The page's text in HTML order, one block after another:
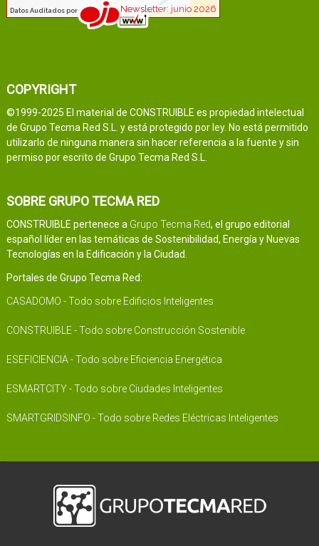
COPYRIGHT
©1999-2025 El material de CONSTRUIBLE es propiedad intelectual
de Grupo Tecma Red S.L. y está protegido por ley. No está permitido
utilizarlo de ninguna manera sin hacer referencia a la fuente y sin
permiso por escrito de Grupo Tecma Red S.L.
SOBRE GRUPO TECMA RED
CONSTRUIBLE pertenece a Grupo Tecma Red, el grupo editorial
español líder en las temáticas de Sostenibilidad, Energía y Nuevas
Tecnologías en la Edificación y la Ciudad.
Portales de Grupo Tecma Red:
CASADOMO - Todo sobre Edificios Inteligentes
CONSTRUIBLE - Todo sobre Construcción Sostenible
ESEFICIENCIA - Todo sobre Eficiencia Energética
ESMARTCITY - Todo sobre Ciudades Inteligentes
SMARTGRIDSINFO - Todo sobre Redes Eléctricas Inteligentes